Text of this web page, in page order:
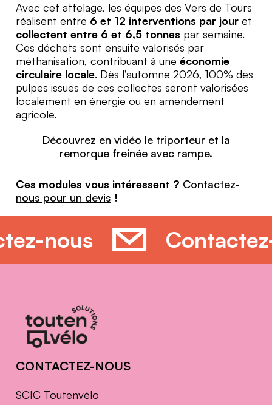
Avec cet attelage, les équipes des Vers de Tours
réalisent entre 6 et 12 interventions par jour et
collectent entre 6 et 6,5 tonnes par semaine.
Ces déchets sont ensuite valorisés par
méthanisation, contribuant à une économie
circulaire locale. Dès l’automne 2026, 100% des
pulpes issues de ces collectes seront valorisées
localement en énergie ou en amendement
agricole.
Découvrez en vidéo le triporteur et la
remorque freinée avec rampe.
Ces modules vous intéressent ? Contactez-
nous pour un devis !
nous
Informations
complémentaires
CONTACTEZ-NOUS
SCIC Toutenvélo